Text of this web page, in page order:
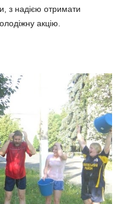
з надією отримати
акцію